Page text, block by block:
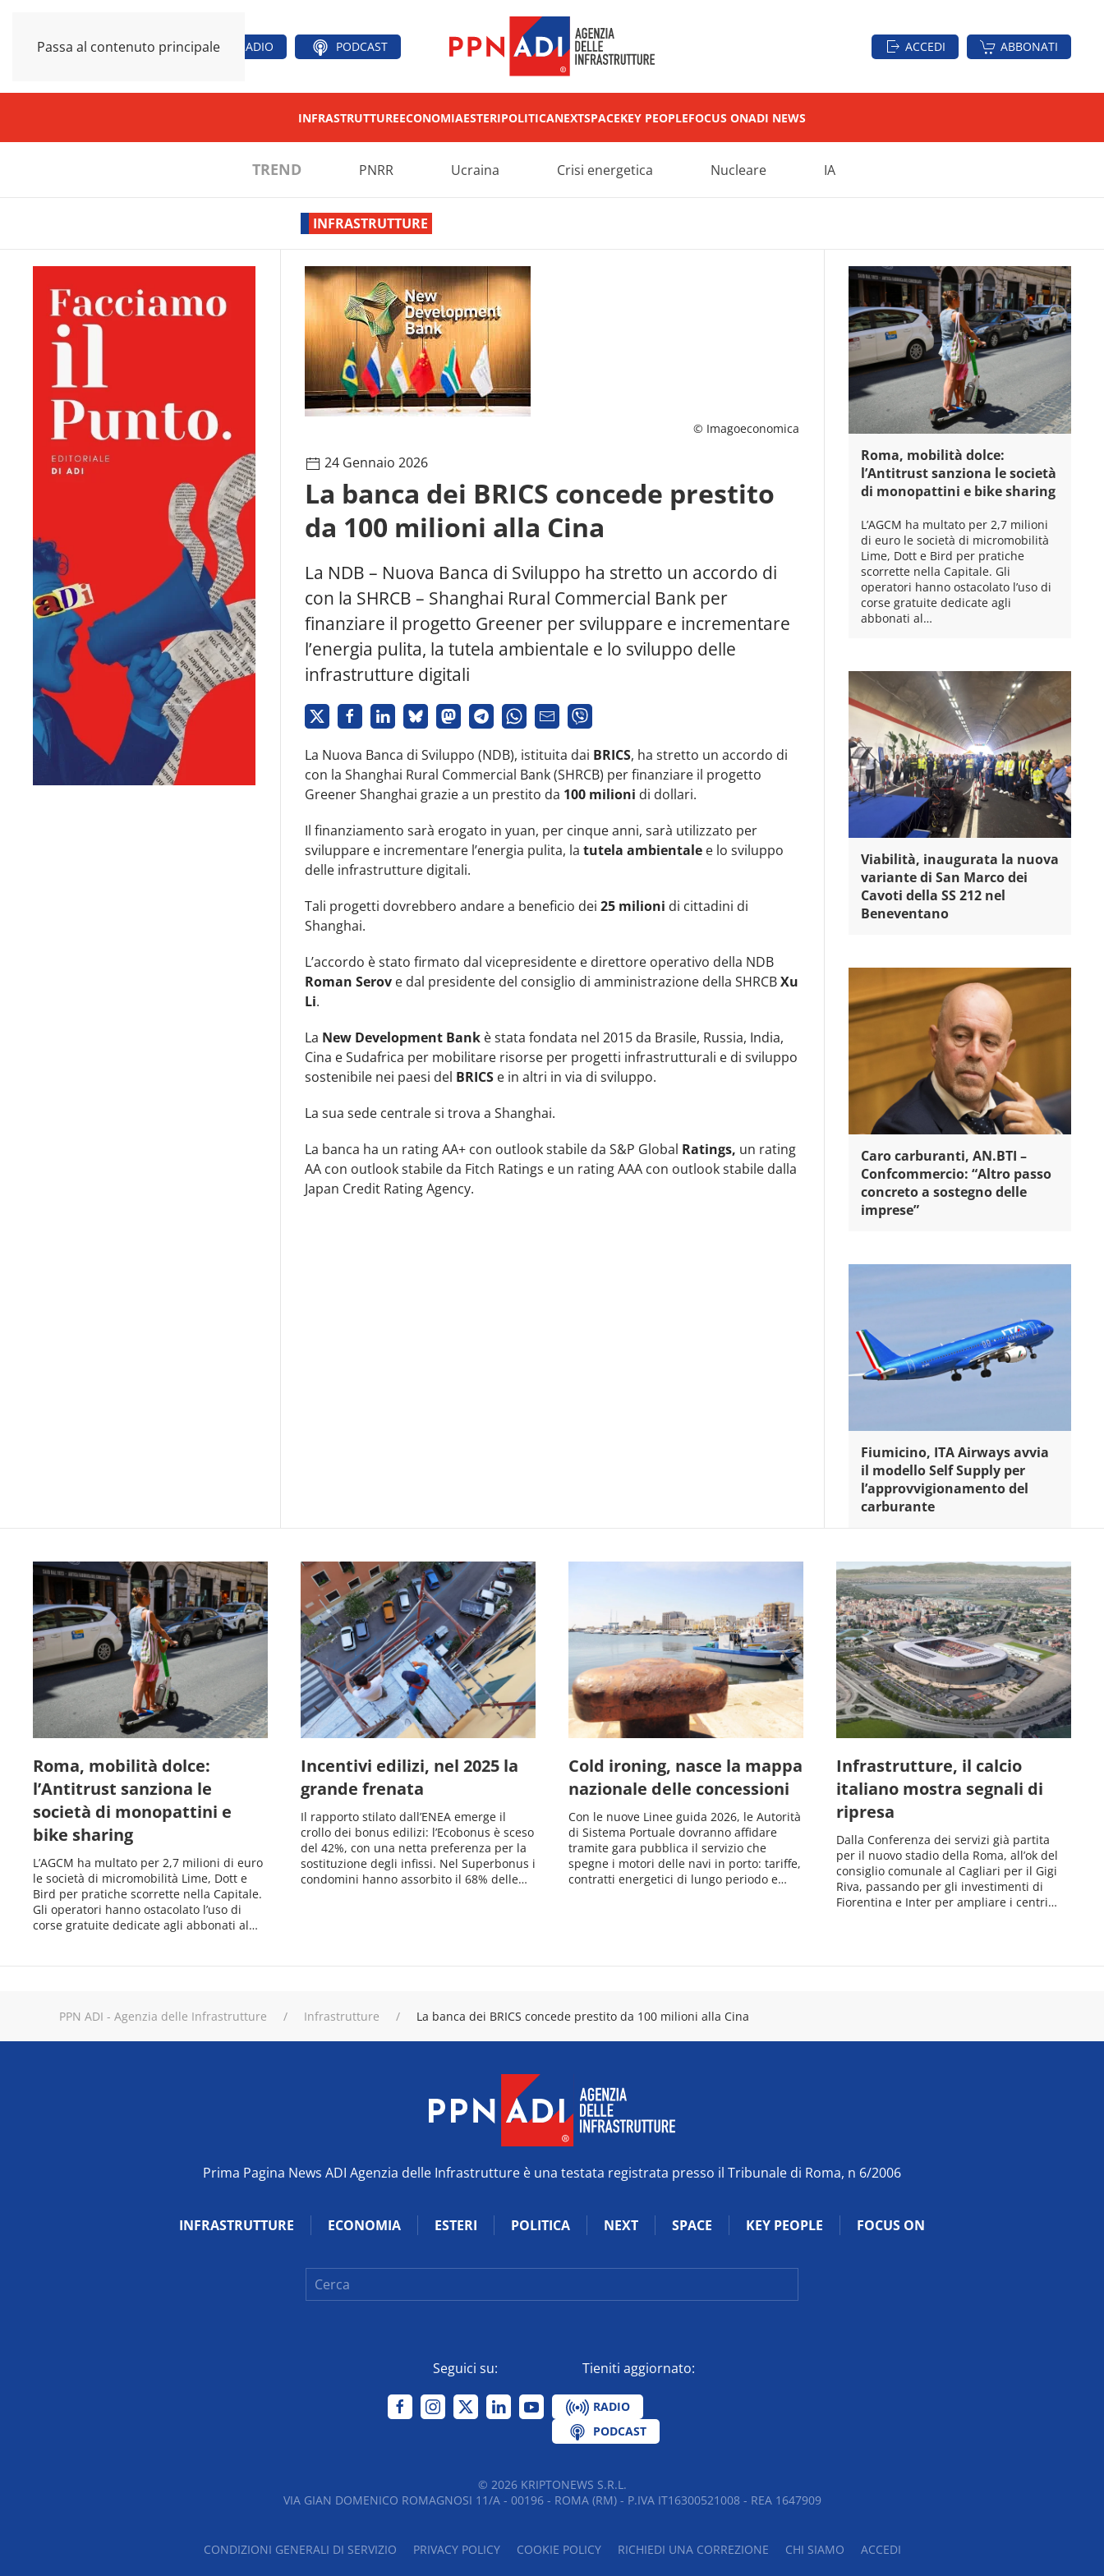
Passa al contenuto principale RADIO PODCAST ACCEDI ABBONATI
INFRASTRUTTUREECONOMIAESTERIPOLITICANEXTSPACEKEY PEOPLEFOCUS ONADI NEWS
TREND PNRR Ucraina Crisi energetica Nucleare IA
INFRASTRUTTURE
© Imagoeconomica
24 Gennaio 2026
La banca dei BRICS concede prestito
da 100 milioni alla Cina
La NDB – Nuova Banca di Sviluppo ha stretto un accordo di
con la SHRCB – Shanghai Rural Commercial Bank per
finanziare il progetto Greener per sviluppare e incrementare
l’energia pulita, la tutela ambientale e lo sviluppo delle
infrastrutture digitali
La Nuova Banca di Sviluppo (NDB), istituita dai BRICS, ha stretto un accordo di
con la Shanghai Rural Commercial Bank (SHRCB) per finanziare il progetto
Greener Shanghai grazie a un prestito da 100 milioni di dollari.
Il finanziamento sarà erogato in yuan, per cinque anni, sarà utilizzato per
sviluppare e incrementare l’energia pulita, la tutela ambientale e lo sviluppo
delle infrastrutture digitali.
Tali progetti dovrebbero andare a beneficio dei 25 milioni di cittadini di
Shanghai.
L’accordo è stato firmato dal vicepresidente e direttore operativo della NDB
Roman Serov e dal presidente del consiglio di amministrazione della SHRCBXu
Li.
La New Development Bank è stata fondata nel 2015 da Brasile, Russia, India,
Cina e Sudafrica per mobilitare risorse per progetti infrastrutturali e di sviluppo
sostenibile nei paesi del BRICS e in altri in via di sviluppo.
La sua sede centrale si trova a Shanghai.
La banca ha un rating AA+ con outlook stabile da S&P Global Ratings, un rating
AA con outlook stabile da Fitch Ratings e un rating AAA con outlook stabile dalla
Japan Credit Rating Agency.
Roma, mobilità dolce:
l’Antitrust sanziona le società
di monopattini e bike sharing
L’AGCM ha multato per 2,7 milioni
di euro le società di micromobilità
Lime, Dott e Bird per pratiche
scorrette nella Capitale. Gli
operatori hanno ostacolato l’uso di
corse gratuite dedicate agli
abbonati al…
Viabilità, inaugurata la nuova
variante di San Marco dei
Cavoti della SS 212 nel
Beneventano
Caro carburanti, AN.BTI –
Confcommercio: “Altro passo
concreto a sostegno delle
imprese”
Fiumicino, ITA Airways avvia
il modello Self Supply per
l’approvvigionamento del
carburante
Roma, mobilità dolce:
l’Antitrust sanziona le
società di monopattini e
bike sharing
L’AGCM ha multato per 2,7 milioni di euro
le società di micromobilità Lime, Dott e
Bird per pratiche scorrette nella Capitale.
Gli operatori hanno ostacolato l’uso di
corse gratuite dedicate agli abbonati al…
Incentivi edilizi, nel 2025 la
grande frenata
Il rapporto stilato dall’ENEA emerge il
crollo dei bonus edilizi: l’Ecobonus è sceso
del 42%, con una netta preferenza per la
sostituzione degli infissi. Nel Superbonus i
condomini hanno assorbito il 68% delle…
Cold ironing, nasce la mappa
nazionale delle concessioni
Con le nuove Linee guida 2026, le Autorità
di Sistema Portuale dovranno affidare
tramite gara pubblica il servizio che
spegne i motori delle navi in porto: tariffe,
contratti energetici di lungo periodo e…
Infrastrutture, il calcio
italiano mostra segnali di
ripresa
Dalla Conferenza dei servizi già partita
per il nuovo stadio della Roma, all’ok del
consiglio comunale al Cagliari per il Gigi
Riva, passando per gli investimenti di
Fiorentina e Inter per ampliare i centri…
PPN ADI - Agenzia delle Infrastrutture Infrastrutture La banca dei BRICS concede prestito da 100 milioni alla Cina
Prima Pagina News ADI Agenzia delle Infrastrutture è una testata registrata presso il Tribunale di Roma, n 6/2006
INFRASTRUTTURE ECONOMIA ESTERI POLITICA NEXT SPACE KEY PEOPLE FOCUS ON
Seguici su: Tieniti aggiornato:
RADIO
PODCAST
© 2026KRIPTONEWS S.R.L.
VIA GIAN DOMENICO ROMAGNOSI 11/A - 00196 - ROMA (RM) - P.IVA IT16300521008 - REA 1647909
CONDIZIONI GENERALI DI SERVIZIO PRIVACY POLICY COOKIE POLICY RICHIEDI UNA CORREZIONE CHI SIAMO ACCEDI